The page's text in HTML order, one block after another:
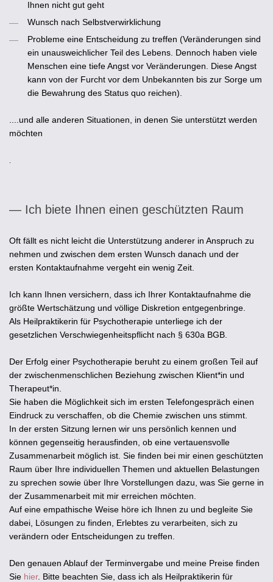
Ihnen nicht gut geht
Wunsch nach Selbstverwirklichung
Probleme eine Entscheidung zu treffen (Veränderungen sind
ein unausweichlicher Teil des Lebens. Dennoch haben viele
Menschen eine tiefe Angst vor Veränderungen. Diese Angst
kann von der Furcht vor dem Unbekannten bis zur Sorge um
die Bewahrung des Status quo reichen).
....und alle anderen Situationen, in denen Sie unterstützt werden
möchten
— Ich biete Ihnen einen geschützten Raum
Oft fällt es nicht leicht die Unterstützung anderer in Anspruch zu
nehmen und zwischen dem ersten Wunsch danach und der
ersten Kontaktaufnahme vergeht ein wenig Zeit.
Ich kann Ihnen versichern, dass ich Ihrer Kontaktaufnahme die
größte Wertschätzung und völlige Diskretion entgegenbringe.
Als Heilpraktikerin für Psychotherapie unterliege ich der
gesetzlichen Verschwiegenheitspflicht nach § 630a BGB.
Der Erfolg einer Psychotherapie beruht zu einem großen Teil auf
der zwischenmenschlichen Beziehung zwischen Klient*in und
Therapeut*in.
Sie haben die Möglichkeit sich im ersten Telefongespräch einen
Eindruck zu verschaffen, ob die Chemie zwischen uns stimmt.
In der ersten Sitzung lernen wir uns persönlich kennen und
können gegenseitig herausfinden, ob eine vertauensvolle
Zusammenarbeit möglich ist. Sie finden bei mir einen geschützten
Raum über Ihre individuellen Themen und aktuellen Belastungen
zu sprechen sowie über Ihre Vorstellungen dazu, was Sie gerne in
der Zusammenarbeit mit mir erreichen möchten.
Auf eine empathische Weise höre ich Ihnen zu und begleite Sie
dabei, Lösungen zu finden, Erlebtes zu verarbeiten, sich zu
verändern oder Entscheidungen zu treffen.
Den genauen Ablauf der Terminvergabe und meine Preise finden
Sie hier. Bitte beachten Sie, dass ich als Heilpraktikerin für